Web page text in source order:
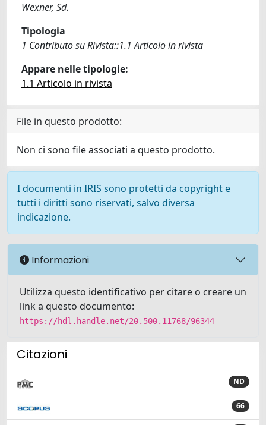
Wexner, Sd.
Tipologia
1 Contributo su Rivista::1.1 Articolo in rivista
Appare nelle tipologie:
1.1 Articolo in rivista
File in questo prodotto:
Non ci sono file associati a questo prodotto.
I documenti in IRIS sono protetti da copyright e
tutti i diritti sono riservati, salvo diversa
indicazione.
Informazioni
Utilizza questo identificativo per citare o creare un
link a questo documento:
https://hdl.handle.net/20.500.11768/96344
Citazioni
ND
66